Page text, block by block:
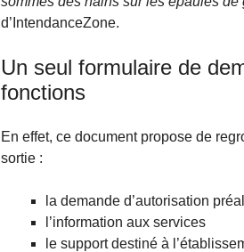
d’IntendanceZone.
Un seul formulaire de
fonctions
En effet, ce document propose de
sortie :
la demande d’autorisation
l’information aux services
le support destiné à